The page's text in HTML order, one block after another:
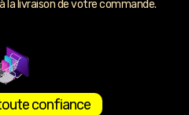
la livraison de votre commande.
confiance